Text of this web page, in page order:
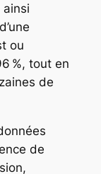
ainsi
ou
%, tout en
de
de